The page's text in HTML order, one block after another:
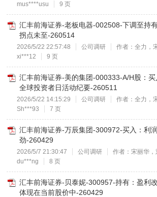
mus****usu
9 页
汇丰前海证券-老板电器-002508-下调至持
拐点未至-260514
2026/5/22 22:57:48 公司调研 作者：全力，
xi***12
9 页
汇丰前海证券-美的集团-000333-A/H股：
全球投资者日活动纪要-260511
2026/5/22 14:15:29 公司调研 作者：全力，
Sh***93
7 页
汇丰前海证券-万辰集团-300972-买入：利
劲-260429
2026/5/7 21:30:47 公司调研 作者：宋丽华，
du***ng
8 页
汇丰前海证券-贝泰妮-300957-持有：盈利
体现在当前股价中-260429